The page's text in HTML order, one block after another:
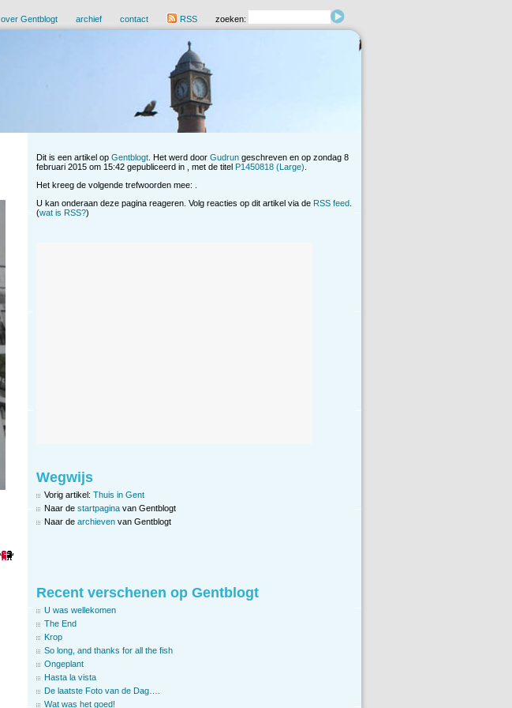
over Gentblogt archief contact RSS zoeken:
Dit is een artikel op Gentblogt . Het werd door Gudrun geschreven en op zondag 8
februari 2015 om 15:42 gepubliceerd in , met de titel P1450818 (Large)
Het kreeg de volgende trefwoorden mee: .
U kan onderaan deze pagina reageren. Volg reacties op dit artikel via de RSS feed.
(wat is RSS?)
Wegwijs
Vorig artikel: Thuis in Gent
Naar de startpagina van Gentblogt
Naar de archieven van Gentblogt
Recent verschenen op Gentblogt
U was wellekomen
The End
Krop
So long, and thanks for all the fish
Ongeplant
Hasta la vista
De laatste Foto van de Dag….
Wat was het goed!